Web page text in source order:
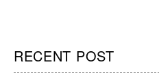
RECENT POST